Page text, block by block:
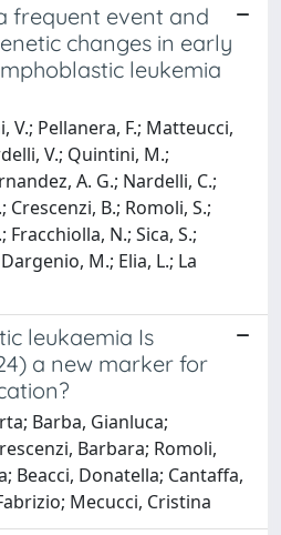
frequent event and
changes in early
leukemia
V.; Pellanera, F.; Matteucci,
V.; Quintini, M.;
A. G.; Nardelli, C.;
B.; Romoli, S.;
Fracchiolla, N.; Sica, S.;
M.; Elia, L.; La
leukaemia Is
a new marker for
Barba, Gianluca;
Barbara; Romoli,
Beacci, Donatella; Cantaffa,
Mecucci, Cristina